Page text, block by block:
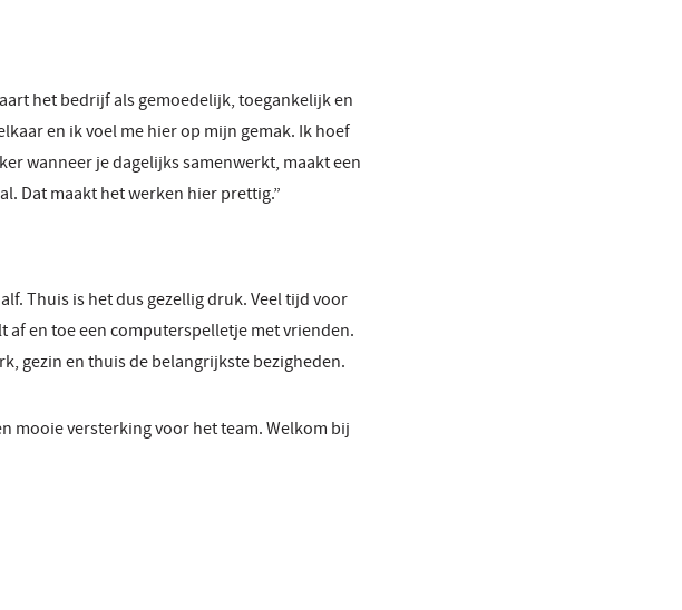
het bedrijf als gemoedelijk, toegankelijk en
en ik voel me hier op mijn gemak. Ik hoef
wanneer je dagelijks samenwerkt, maakt een
Dat maakt het werken hier prettig.”
Thuis is het dus gezellig druk. Veel tijd voor
af en toe een computerspelletje met vrienden.
gezin en thuis de belangrijkste bezigheden.
mooie versterking voor het team. Welkom bij